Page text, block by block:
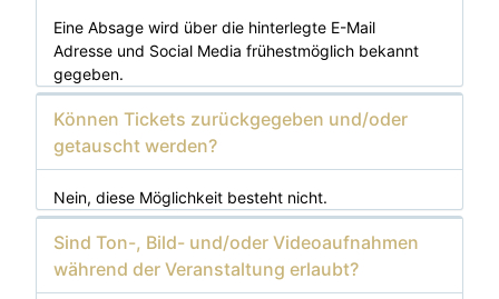
Eine Absage wird über die hinterlegte E-Mail
Adresse und Social Media frühestmöglich bekannt
gegeben.
Können Tickets zurückgegeben und/oder
getauscht werden?
Nein, diese Möglichkeit besteht nicht.
Sind Ton-, Bild- und/oder Videoaufnahmen
während der Veranstaltung erlaubt?